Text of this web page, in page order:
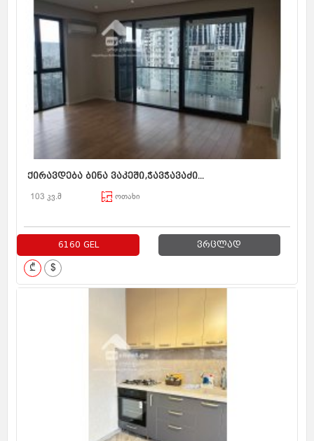
ქირავდება ბინა ვაკეში,ჭავჭავაძი...
103 კვ.მ ოთახი
6160 GEL ვრცლად
₾ $